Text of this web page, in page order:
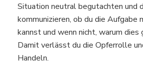
Situation neutral begutachten und
kommunizieren, ob du die Aufgabe
kannst und wenn nicht, warum
Damit verlässt du die Opferrolle
Handeln.